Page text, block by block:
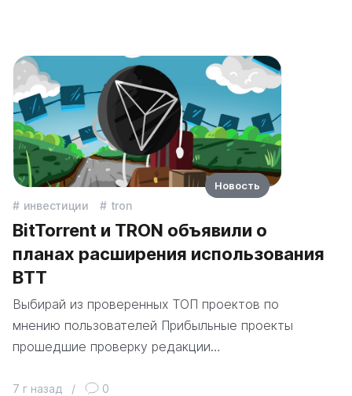
инвестиции tron
BitTorrent и TRON объявили о
планах расширения использования
BTT
Выбирай из проверенных ТОП проектов по
мнению пользователей Прибыльные проекты
прошедшие проверку редакции…
7 г назад / 0
Новость